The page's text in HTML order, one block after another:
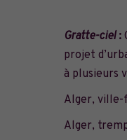
Gratte-ciel :
projet
à plusieurs
Alger, ville-
Alger,